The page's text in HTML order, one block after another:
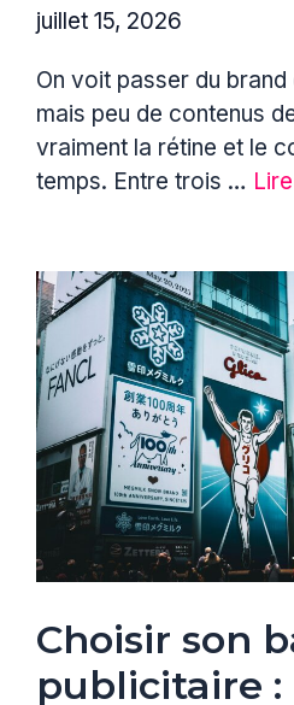
juillet 15, 2026
On voit passer du
mais peu de contenus
vraiment la rétine et le
temps. Entre trois …
Choisir son
publicitaire